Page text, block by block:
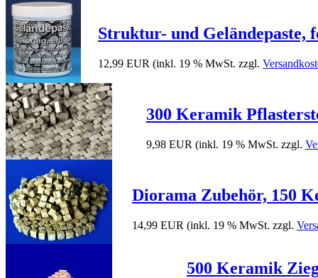
Struktur- und Geländepaste,
12,99 EUR (inkl. 19 % MwSt. zzgl.
300 Keramik
9,98 EUR (inkl. 19 % MwSt. zzgl.
Diorama Zubehör, 150
14,99 EUR (inkl. 19 % MwSt. zzgl.
500 Keramik